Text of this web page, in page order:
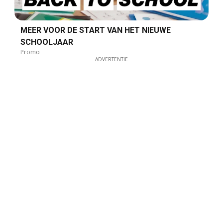
MEER VOOR DE START VAN HET NIEUWE
SCHOOLJAAR
Promo
ADVERTENTIE